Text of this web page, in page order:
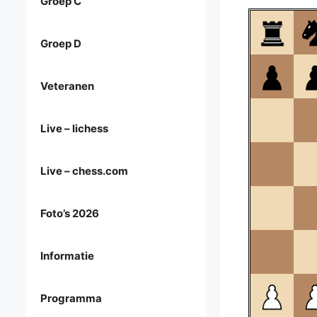
Groep D
Veteranen
Live – lichess
Live – chess.com
Foto’s 2026
Informatie
Programma